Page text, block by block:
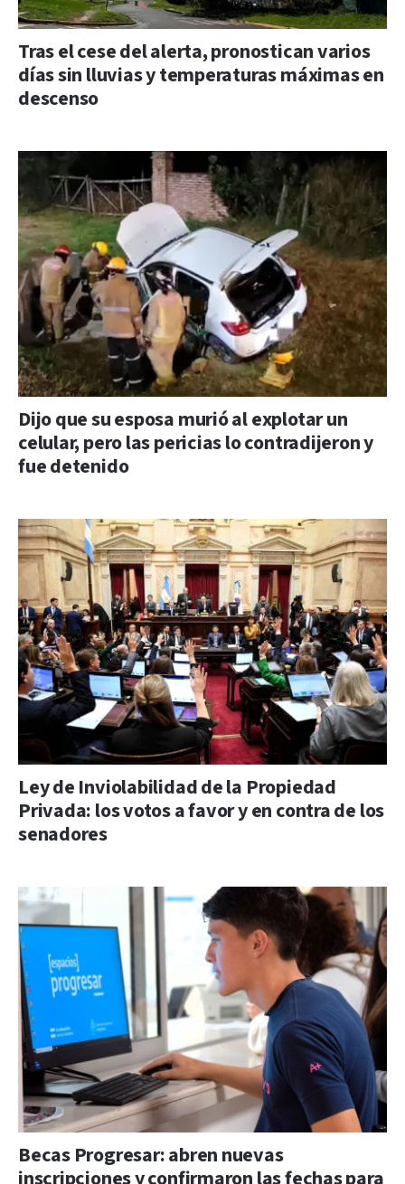
Tras el cese del alerta, pronostican varios
días sin lluvias y temperaturas máximas en
descenso
Dijo que su esposa murió al explotar un
celular, pero las pericias lo contradijeron y
fue detenido
Ley de Inviolabilidad de la Propiedad
Privada: los votos a favor y en contra de los
senadores
Becas Progresar: abren nuevas
inscripciones y confirmaron las fechas para